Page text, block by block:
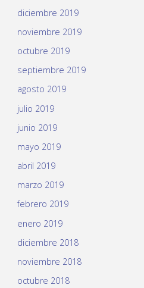
diciembre 2019
noviembre 2019
octubre 2019
septiembre 2019
agosto 2019
julio 2019
junio 2019
mayo 2019
abril 2019
marzo 2019
febrero 2019
enero 2019
diciembre 2018
noviembre 2018
octubre 2018